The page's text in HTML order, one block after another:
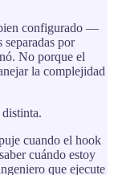
configurado —
por
No porque el
la complejidad
cuando el hook
cuándo estoy
que ejecute